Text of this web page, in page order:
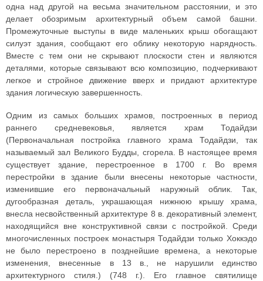
одна над другой на весьма значительном расстоянии, и это
делает обозримым архитектурный объем самой башни.
Промежуточные выступы в виде маленьких крыш обогащают
силуэт здания, сообщают его облику некоторую нарядность.
Вместе с тем они не скрывают плоскости стен и являются
деталями, которые связывают всю композицию, подчеркивают
легкое и стройное движение вверх и придают архитектуре
здания логическую завершенность.
Одним из самых больших храмов, построенных в период
раннего средневековья, является храм Тодайдзи
(Первоначальная постройка главного храма Тодайдзи, так
называемый зал Великого Будды, сгорела. В настоящее время
существует здание, перестроенное в 1700 г. Во время
перестройки в здание были внесены некоторые частности,
изменившие его первоначальный наружный облик. Так,
дугообразная деталь, украшающая нижнюю крышу храма,
внесла несвойственный архитектуре 8 в. декоративный элемент,
находящийся вне конструктивной связи с постройкой. Среди
многочисленных построек монастыря Тодайдзи только Хоккэдо
не было перестроено в позднейшие времена, а некоторые
изменения, внесенные в 13 в., не нарушили единство
архитектурного стиля.) (748 г.). Его главное святилище